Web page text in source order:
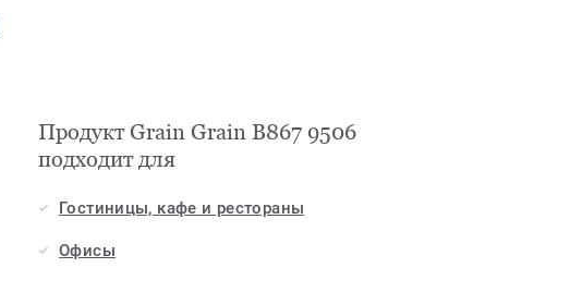
Продукт Grain Grain B867 9506
подходит для
Гостиницы, кафе и рестораны
Офисы